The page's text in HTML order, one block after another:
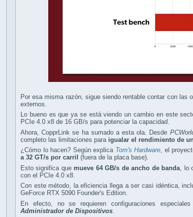
Por esa misma razón, sigue siendo rentable contar con
externos.
Lo bueno es que ya se está viendo un cambio en este
PCIe 4.0 x8 de 16 GB/s para potenciar la capacidad.
Ahora, CopprLink se ha sumado a esta ola. Desde
completo las limitaciones para igualar el rendimiento de
¿Cómo lo hacen? Según explica Tom's Hardware, el
a 32 GT/s por carril (fuera de la placa base).
Esto significa que mueve 64 GB/s de ancho de banda ,
con el PCIe 4.0 x8.
Con este método, la eficiencia llega a ser casi idéntica,
GeForce RTX 5090 Founder's Edition.
En efecto, no se requieren configuraciones
Administrador de Dispositivos